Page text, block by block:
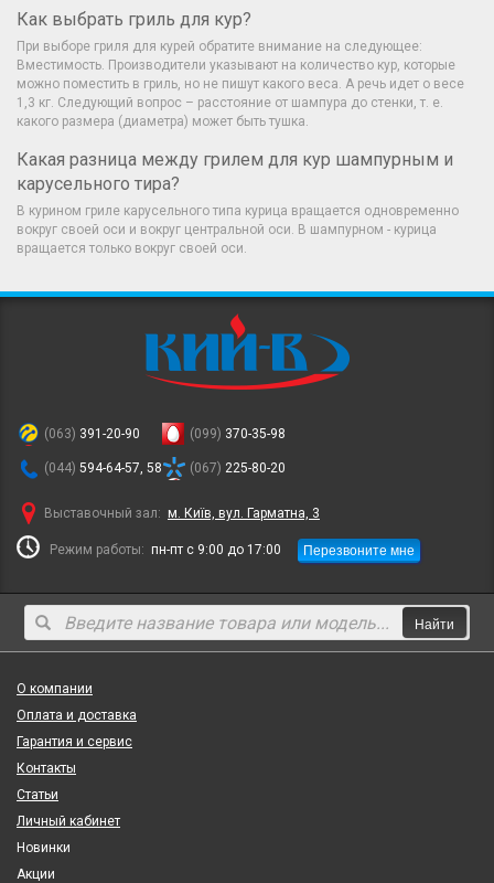
Как выбрать гриль для кур?
При выборе гриля для курей обратите внимание на следующее:
Вместимость. Производители указывают на количество кур, которые
можно поместить в гриль, но не пишут какого веса. А речь идет о весе
1,3 кг. Следующий вопрос – расстояние от шампура до стенки, т. е.
какого размера (диаметра) может быть тушка.
Какая разница между грилем для кур шампурным и
карусельного тира?
В курином гриле карусельного типа курица вращается одновременно
вокруг своей оси и вокруг центральной оси. В шампурном - курица
вращается только вокруг своей оси.
(063) 391-20-90
(044) 594-64-57, 58
(099) 370-35-98
(067) 225-80-20
Выставочный зал: м. Київ, вул. Гарматна, 3
Режим работы: пн-пт с 9:00 до 17:00 Перезвоните мне
Найти
О компании
Оплата и доставка
Гарантия и сервис
Контакты
Статьи
Личный кабинет
Новинки
Акции